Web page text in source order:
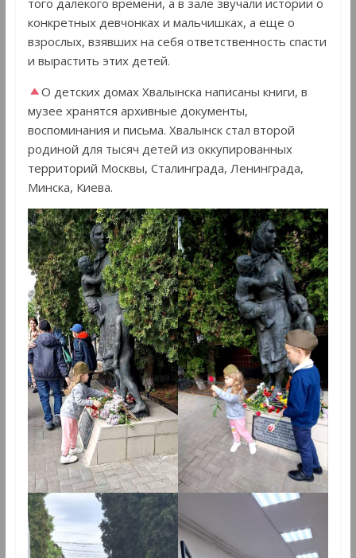
того далекого времени, а в зале звучали истории о
конкретных девчонках и мальчишках, а еще о
взрослых, взявших на себя ответственность спасти
и вырастить этих детей.
О детских домах Хвалынска написаны книги, в
музее хранятся архивные документы,
воспоминания и письма. Хвалынск стал второй
родиной для тысяч детей из оккупированных
территорий Москвы, Сталинграда, Ленинграда,
Минска, Киева.